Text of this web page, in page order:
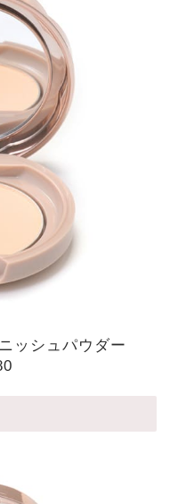
ッシュパウダー